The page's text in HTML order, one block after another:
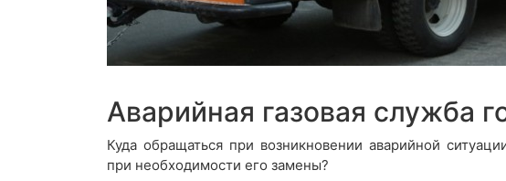
Аварийная газовая служба
Куда обращаться при возникновении аварийной
при необходимости его замены?